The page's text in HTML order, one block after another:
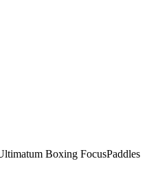
Boxing FocusPaddles